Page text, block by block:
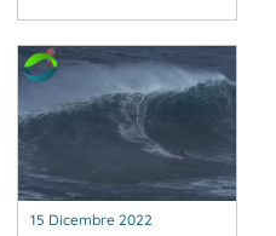
15 Dicembre 2022